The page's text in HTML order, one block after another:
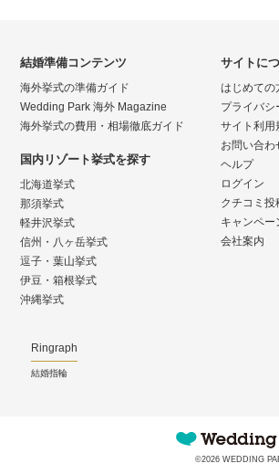
結婚準備コンテンツ
海外挙式の準備ガイド
Wedding Park 海外 Magazine
海外挙式の費用・相場徹底ガイド
国内リゾート挙式を探す
北海道挙式
那須挙式
軽井沢挙式
信州・八ヶ岳挙式
逗子・葉山挙式
伊豆・箱根挙式
沖縄挙式
サイトに
はじめての
プライバシ
サイト利用
お問い合わ
ヘルプ
ログイン
クチコミ投
キャンペー
会社案内
Ringraph
結婚指輪
©2026 WEDDING